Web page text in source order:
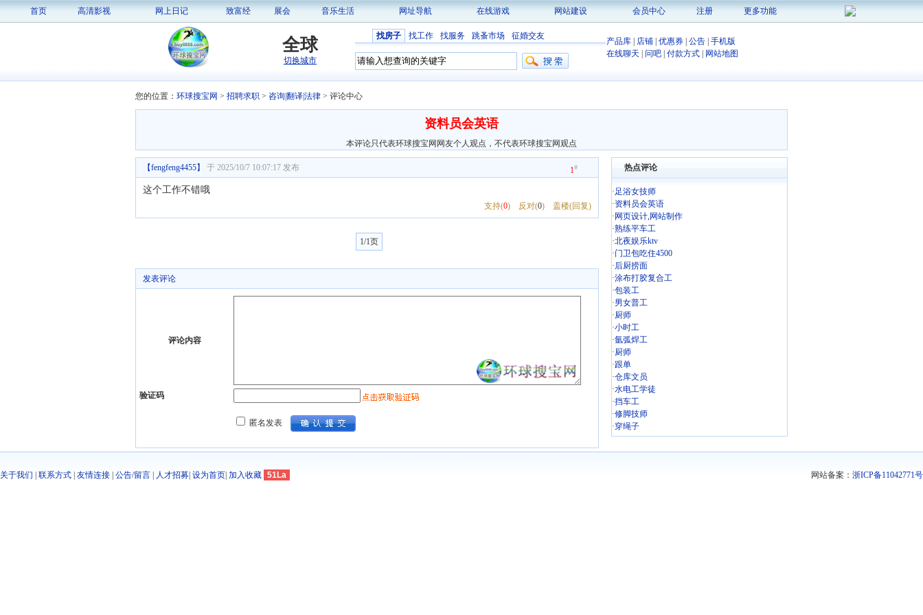
首页 高清影视 网上日记 致富经 展会 音乐生活 网址导航 在线游戏 网站建设 会员中心 注册 更多功能
全球
切换城市
找房子 找工作 找服务 跳蚤市场 征婚交友
产品库 店铺 优惠券 公告 手机版
在线聊天
问吧 付款方式 网站地图
您的位置： 环球搜宝网 > 招聘求职 > 咨询|翻译|法律 > 评论中心
资料员会英语
本评论只代表环球搜宝网网友个人观点，不代表环球搜宝网观点
【fengfeng4455】 于 2025/10/7 10:07:17 发布 1#
这个工作不错哦
支持(0) 反对(0) 盖楼(回复)
1/1页
发表评论
评论内容
验证码
匿名发表
热点评论
·足浴女技师
·资料员会英语
· 网页设计,网站制作
·熟练平车工
·北夜娱乐ktv
·门卫包吃住4500
·后厨捞面
·涂布打胶复合工
·包装工
·男女普工
·厨师
·小时工
·氩弧焊工
·厨师
·跟单
·仓库文员
·水电工学徒
·挡车工
·修脚技师
·穿绳子
网站备案： 浙ICP备11042771号
关于我们 联系方式 友情连接 公告/留言 人才招募 设为首页 加入收藏 51La